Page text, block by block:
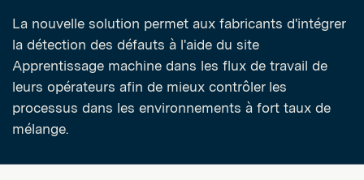
La nouvelle solution permet aux fabricants d'intégrer
la détection des défauts à l'aide du site
Apprentissage machine dans les flux de travail de
leurs opérateurs afin de mieux contrôler les
processus dans les environnements à fort taux de
mélange.